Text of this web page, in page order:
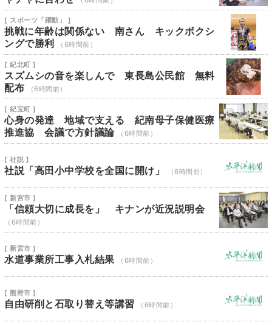
[ スポーツ「躍動」 ]
挑戦に年齢は関係ない 南さん キックボクシ
ングで勝利
（6時間前）
[ 紀北町 ]
スズムシの音を楽しんで 東長島公民館 無料
配布
（6時間前）
[ 紀宝町 ]
心身の発達 地域で支える 紀南母子保健医療
推進協 会議で方針議論
（6時間前）
[ 社説 ]
社説「高田小中学校を全国に開け」 （6時間前）
[ 新宮市 ]
「信頼大切に成長を」 キナンが近況説明会
（6時間前）
[ 新宮市 ]
水道事業所工事入札結果 （6時間前）
[ 熊野市 ]
自由研削と石取り替え等講習 （6時間前）